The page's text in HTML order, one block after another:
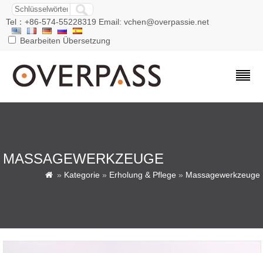
Tel：+86-574-55228319 Email: vchen@overpassie.net
Bearbeiten Übersetzung
MASSAGEWERKZEUGE
 » Kategorie » Erholung & Pflege » Massagewerkzeuge